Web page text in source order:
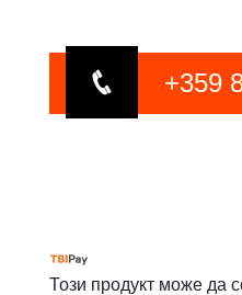
+359
Този продукт може да